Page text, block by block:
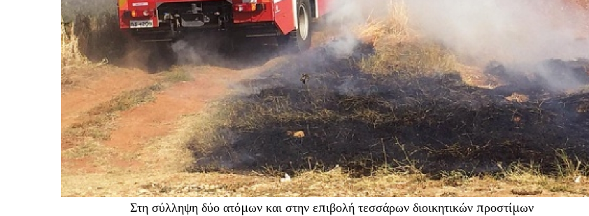
Στη σύλληψη δύο ατόμων και στην επιβολή τεσσάρων διοικητικών προστίμων